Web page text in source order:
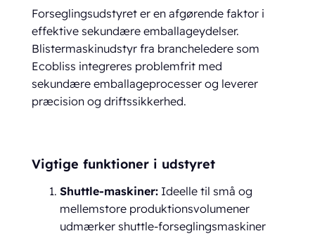
Forseglingsudstyret er en afgørende faktor i
effektive sekundære emballageydelser.
Blistermaskinudstyr fra brancheledere som
Ecobliss integreres problemfrit med
sekundære emballageprocesser og leverer
præcision og driftssikkerhed.
Vigtige funktioner i udstyret
Shuttle-maskiner:Ideelle til små og
mellemstore produktionsvolumener
udmærker shuttle-forseglingsmaskiner